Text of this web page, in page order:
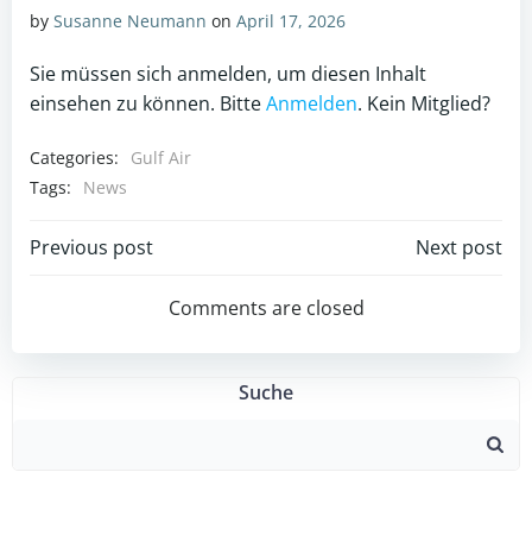
by Susanne Neumann on April 17, 2026
Sie müssen sich anmelden, um diesen Inhalt
einsehen zu können. BitteAnmelden. Kein Mitglied?
Categories:
Gulf Air
Tags:
News
Post
navigation
Previous post
navigation
Next post
Comments are closed
Suche